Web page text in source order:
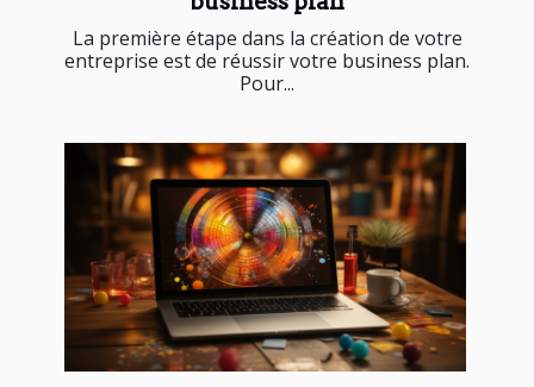
La première étape dans la création de votre
entreprise est de réussir votre business plan.
Pour...